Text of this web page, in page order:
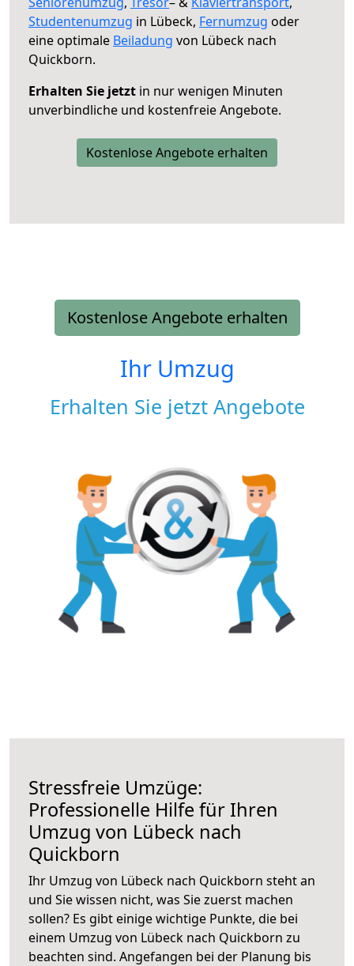
Studentenumzug in Lübeck, Fernumzug oder
eine optimale Beiladung von Lübeck nach
Quickborn.
Erhalten Sie jetzt in nur wenigen Minuten
unverbindliche und kostenfreie Angebote.
Kostenlose Angebote erhalten
Kostenlose Angebote erhalten
Ihr Umzug
Erhalten Sie jetzt Angebote
Stressfreie Umzüge:
Professionelle Hilfe für Ihren
Umzug von Lübeck nach
Quickborn
Ihr Umzug von Lübeck nach Quickborn steht an
und Sie wissen nicht, was Sie zuerst machen
sollen? Es gibt einige wichtige Punkte, die bei
einem Umzug von Lübeck nach Quickborn zu
beachten sind. Angefangen bei der Planung bis